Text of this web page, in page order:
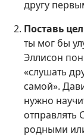
другу
Поставь
ты мог бы
Эллисон
«слушать
самой».
нужно
отправлять
родными